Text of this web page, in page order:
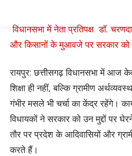
विधानसभा में नेता प्रतिपक्ष डॉ.
और किसानों के मुआवजे पर सरकार को
रायपुर: छत्तीसगढ़ विधानसभा में आज
शिक्षा ही नहीं, बल्कि ग्रामीण
गंभीर मसले भी चर्चा का केंद्र रहेंगे।
विधायकों ने सरकार को उन मुद्दों पर
तौर पर प्रदेश के आदिवासियों और
करते हैं।